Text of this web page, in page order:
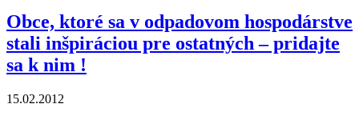
Obce, ktoré sa v odpadovom hospodárstve
stali inšpiráciou pre ostatných – pridajte
sa k nim !
15.02.2012